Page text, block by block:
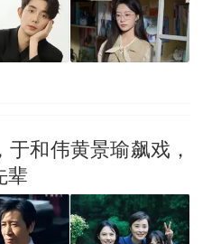
于和伟黄景瑜飙戏，
辈